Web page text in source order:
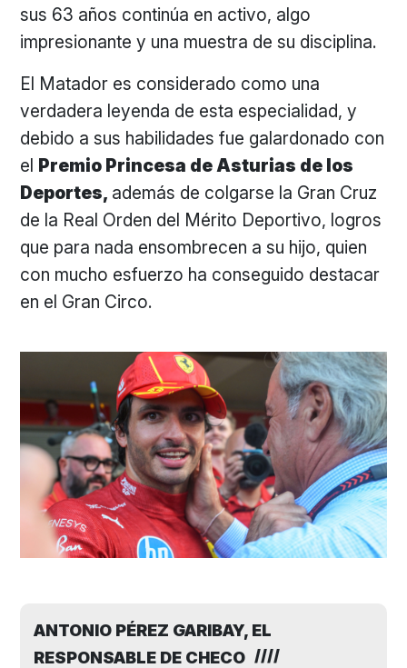
sus 63 años continúa en activo, algo
impresionante y una muestra de su disciplina.
El Matador es considerado como una
verdadera leyenda de esta especialidad, y
debido a sus habilidades fue galardonado con
el Premio Princesa de Asturias de los
Deportes, además de colgarse la Gran Cruz
de la Real Orden del Mérito Deportivo, logros
que para nada ensombrecen a su hijo, quien
con mucho esfuerzo ha conseguido destacar
en el Gran Circo.
ANTONIO PÉREZ GARIBAY, EL
RESPONSABLE DE CHECO